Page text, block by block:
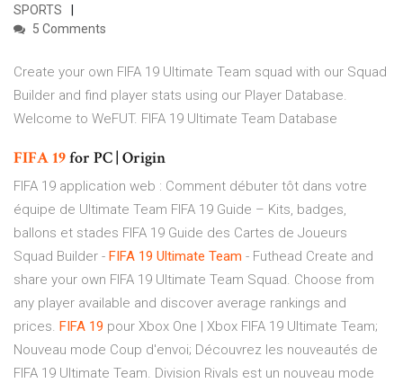
SPORTS
5 Comments
Create your own FIFA 19 Ultimate Team squad with our Squad
Builder and find player stats using our Player Database.
Welcome to WeFUT. FIFA 19 Ultimate Team Database
FIFA19for PC | Origin
FIFA 19 application web : Comment débuter tôt dans votre
équipe de Ultimate Team FIFA 19 Guide – Kits, badges,
ballons et stades FIFA 19 Guide des Cartes de Joueurs
Squad Builder - FIFA 19 Ultimate Team - Futhead Create and
share your own FIFA 19 Ultimate Team Squad. Choose from
any player available and discover average rankings and
prices. FIFA 19 pour Xbox One | Xbox FIFA 19 Ultimate Team;
Nouveau mode Coup d'envoi; Découvrez les nouveautés de
FIFA 19 Ultimate Team. Division Rivals est un nouveau mode